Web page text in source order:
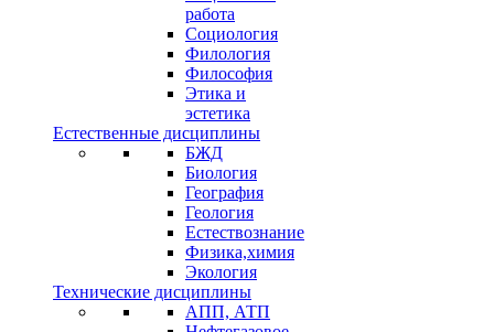
работа
Социология
Филология
Философия
Этика и
эстетика
Естественные дисциплины
БЖД
Биология
География
Геология
Естествознание
Физика,химия
Экология
Технические дисциплины
АПП, АТП